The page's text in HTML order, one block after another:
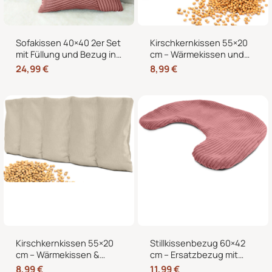
Sofakissen 40×40 2er Set
mit Füllung und Bezug in
edler Cord-Optik –
Dekokissen für Sofa,
24,99€
Kirschkernkissen 55×20
cm – Wärmekissen und
Kältekissen mit 100%
Kirschkernen, für
Nacken Rücken Bauch
8,99€
Kirschkernkissen 55×20
cm – Wärmekissen &
Kältekissen für
8,99€
Stillkissenbezug 60×42
cm – Ersatzbezug mit
Reißverschluss für
11,99€